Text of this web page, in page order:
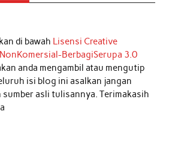
di bawah Lisensi Creative
BerbagiSerupa 3.0
anda mengambil atau mengutip
isi blog ini asalkan jangan
sumber asli tulisannya. Terimakasih